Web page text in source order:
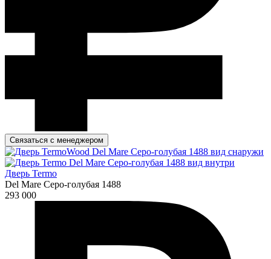
Связаться с менеджером
Дверь Termo
Del Mare Серо-голубая 1488
293 000